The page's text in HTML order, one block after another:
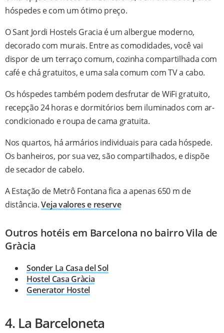
hóspedes e com um ótimo preço.
O Sant Jordi Hostels Gracia é um albergue moderno,
decorado com murais. Entre as comodidades, você vai
dispor de um terraço comum, cozinha compartilhada com
café e chá gratuitos, e uma sala comum com TV a cabo.
Os hóspedes também podem desfrutar de WiFi gratuito,
recepção 24 horas e dormitórios bem iluminados com ar-
condicionado e roupa de cama gratuita.
Nos quartos, há armários individuais para cada hóspede.
Os banheiros, por sua vez, são compartilhados, e dispõe
de secador de cabelo.
A Estação de Metrô Fontana fica a apenas 650 m de
distância.Veja valores e reserve
Outros hotéis em Barcelona no bairro Vila de
Gràcia
Sonder La Casa del Sol
Hostel Casa Gràcia
Generator Hostel
4. La Barceloneta